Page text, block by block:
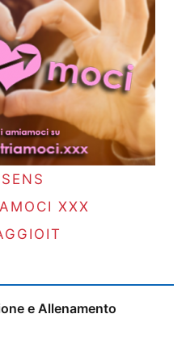
XXX
e Allenamento